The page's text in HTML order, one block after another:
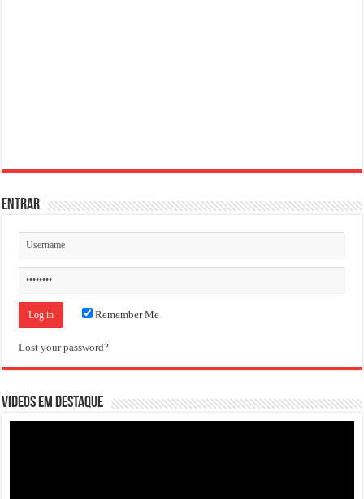
ENTRAR
Remember Me
Lost your password?
VIDEOS EM DESTAQUE